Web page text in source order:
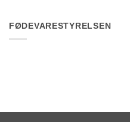
FØDEVARESTYRELSEN